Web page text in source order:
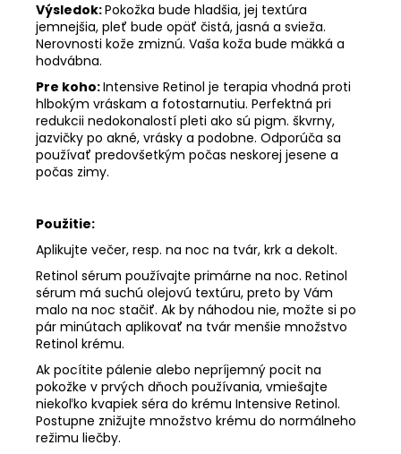
Výsledok:Pokožka bude hladšia, jej textúra
jemnejšia, pleť bude opäť čistá, jasná a svieža.
Nerovnosti kože zmiznú. Vaša koža bude mäkká a
hodvábna.
Pre koho:Intensive Retinol je terapia vhodná proti
hlbokým vráskam a fotostarnutiu. Perfektná pri
redukcii nedokonalostí pleti ako sú pigm. škvrny,
jazvičky po akné, vrásky a podobne. Odporúča sa
používať predovšetkým počas neskorej jesene a
počas zimy.
Použitie:
Aplikujte večer, resp. na noc na tvár, krk a dekolt.
Retinol sérum používajte primárne na noc. Retinol
sérum má suchú olejovú textúru, preto by Vám
malo na noc stačiť. Ak by náhodou nie, možte si po
pár minútach aplikovať na tvár menšie množstvo
Retinol krému.
Ak pocítite pálenie alebo nepríjemný pocit na
pokožke v prvých dňoch používania, vmiešajte
niekoľko kvapiek séra do krému Intensive Retinol.
Postupne znižujte množstvo krému do normálneho
režimu liečby.